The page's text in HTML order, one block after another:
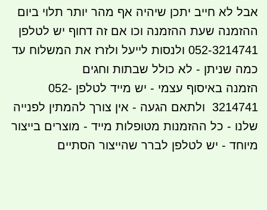
אבל לא חייב יתכן שיהיה אף מהר יותר תלוי ביום
ההזמנה שעת ההזמנה וכו אם זה דחוף יש לטלפן
052-3214741 ולנסות לייעל ולזרז את המשלוח עד
כמה שניתן - לא כולל שבתות וחגים
הזמנה באיסוף עצמי - יש מייד לטלפן 052-
3214741 ולתאם הגעה - אין צורך להמתין לפנייה
שלנו - כל ההזמנות מטופלות מייד - מוצרים בייצור
מיוחד - יש לטלפן לברר שהייצור הסתיים